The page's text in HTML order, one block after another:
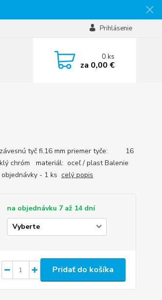
Prihlásenie
0ks
za 0,00 €
závesnú tyč fi.16 mm priemer tyče: 16
chróm materiál: oceľ / plast Balenie
- 1 ks celý popis
na objednávku 7 až 14 dní
Pridať do košíka